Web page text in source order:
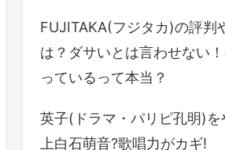
FUJITAKA(フジタカ)の評判
は？ダサいとは言わせない
っているって本当？
英子(ドラマ・パリピ孔明)を
上白石萌音?歌唱力がカギ!